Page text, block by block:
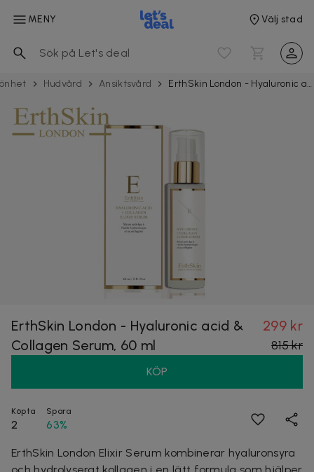
MENY Välj stad
Hudvård Ansiktsvård ErthSkin London - Hyaluronic acid & Collagen Serum, 60 ml
ErthSkin London - Hyaluronic acid &
Collagen Serum, 60 ml
299 kr
815 kr
KÖP
Köpta
2
Spara
63%
ErthSkin London Elixir Serum kombinerar hyaluronsyra
och hydrolyserat kollagen i en lätt formula som hjälper